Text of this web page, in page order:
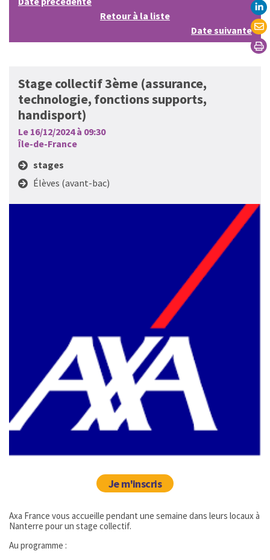
Retour à la liste
Date suivante
Stage collectif 3ème (assurance,
technologie, fonctions supports,
handisport)
Le 16/12/2024 à 09:30
Île-de-France
stages
Élèves (avant-bac)
Je m'inscris
Axa France vous accueille pendant une semaine dans leurs locaux à
Nanterre pour un stage collectif.
Au programme :